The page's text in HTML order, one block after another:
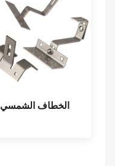
الخطاف الشمسي